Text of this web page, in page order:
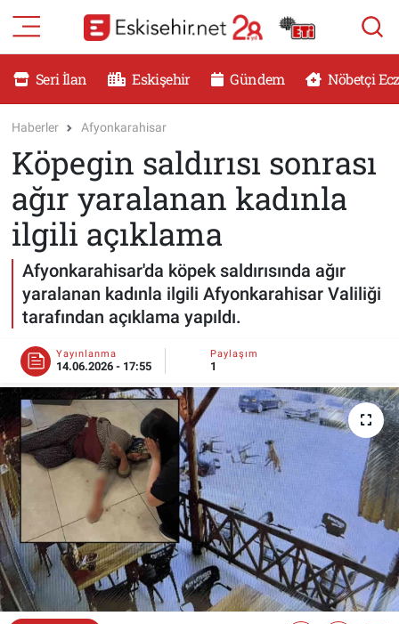
Seri İlan Eskişehir Gündem Nöbetçi
Haberler Afyonkarahisar
Köpegin saldırısı sonrası
ağır yaralanan kadınla
ilgili açıklama
Afyonkarahisar'da köpek saldırısında ağır
yaralanan kadınla ilgili Afyonkarahisar Valiliği
tarafından açıklama yapıldı.
Yayınlanma
14.06.2026 - 17:55
Paylaşım
1
RESMİ İLANLAR
DÜNYA
SAĞLIK
MAGAZİN
KADIN
YEMEK
ESKİŞEHİR NÖBETÇİ ECZANELER
Eskişehir Haber İçerikleri
Eskişehir Hava Durumu
Eskişehir Tramvay Saatleri
Eskişehir Otobüs Saatleri
Eskişehir Nöbetçi Eczaneler
Eskişehir Namaz Vakitleri
Eskişehir Trafik Yoğunluk Haritası
Süper Lig Puan Durumu ve Fikstür
Tüm Manşetler
Haber Arşivi